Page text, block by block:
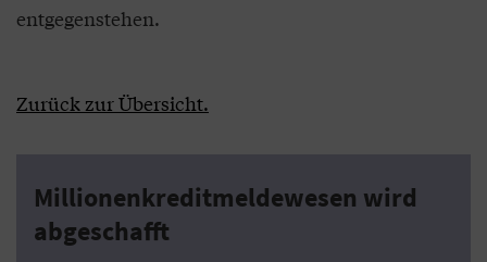
entgegenstehen.
Zurück zur Übersicht.
Millionenkreditmeldewesen wird
abgeschafft